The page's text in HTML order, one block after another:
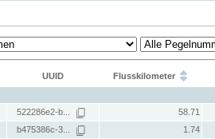
UUID Flusskilometer
522286e2-b... 58.71
b475386c-3... 1.74